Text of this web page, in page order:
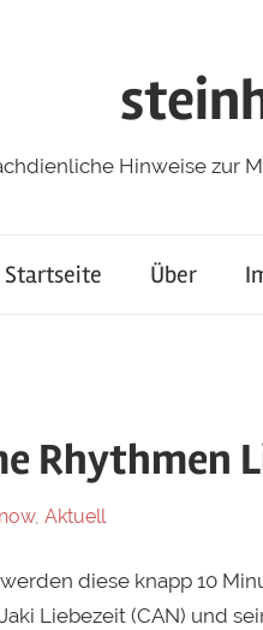
Hinweise zur
Startseite Über
Rhythmen
, Aktuell
diese knapp 10
Liebezeit (CAN) und